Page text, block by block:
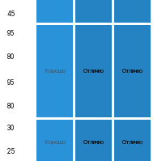
45
95
Хо­рошо От­лич­но От­лич­но
80
95
80
30
Хо­рошо От­лич­но От­лич­но
25